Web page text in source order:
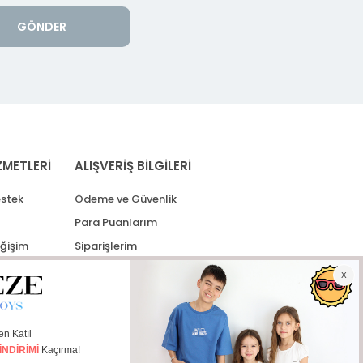
GÖNDER
ALIŞVERİŞ BİLGİLERİ
Ödeme ve Güvenlik
Para Puanlarım
Siparişlerim